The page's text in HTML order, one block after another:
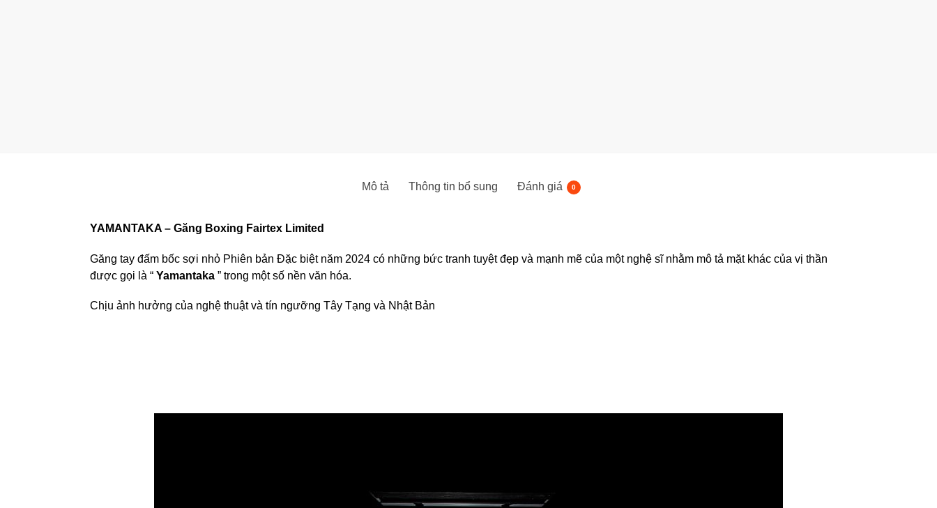
Mô tả Thông tin bổ sung Đánh giá 0
YAMANTAKA – Găng Boxing Fairtex Limited
Găng tay đấm bốc sợi nhỏ Phiên bản Đặc biệt năm 2024 có những bức tranh tuyệt đẹp và mạnh mẽ của một nghệ sĩ nhằm mô tả mặt khác của vị thần
được gọi là “ Yamantaka” trong một số nền văn hóa.
Chịu ảnh hưởng của nghệ thuật và tín ngưỡng Tây Tạng và Nhật Bản